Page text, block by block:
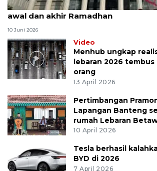
MK uji materi UU Peradilan Agama
awal dan akhir Ramadhan
10 Juni 2026
Video
Menhub ungkap
lebaran 2026 tembus
orang
13 April 2026
Pertimbangan
Lapangan Banteng
rumah Lebaran
10 April 2026
Tesla berhasil
BYD di 2026
7 April 2026